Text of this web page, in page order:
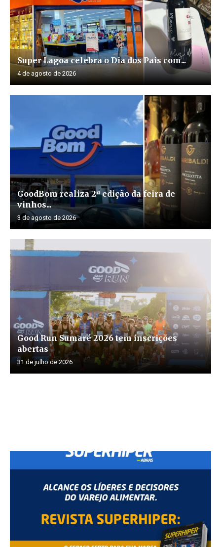
Super Lagoa celebra o Dia dos Pais com...
4 de agosto de 2026
GoodBom realiza 2ª edição da feira de
vinhos...
3 de agosto de 2026
Good Run Sumaré 2026 tem inscrições
abertas
31 de julho de 2026